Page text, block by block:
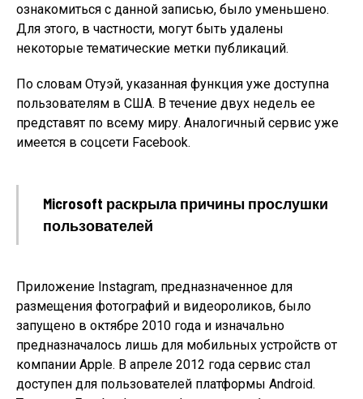
ознакомиться с данной записью, было уменьшено.
Для этого, в частности, могут быть удалены
некоторые тематические метки публикаций.
По словам Отуэй, указанная функция уже доступна
пользователям в США. В течение двух недель ее
представят по всему миру. Аналогичный сервис уже
имеется в соцсети Facebook.
Microsoft раскрыла причины прослушки
пользователей
Приложение Instagram, предназначенное для
размещения фотографий и видеороликов, было
запущено в октябре 2010 года и изначально
предназначалось лишь для мобильных устройств от
компании Apple. В апреле 2012 года сервис стал
доступен для пользователей платформы Android.